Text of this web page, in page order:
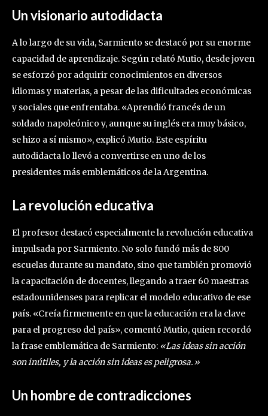
Un visionario autodidacta
A lo largo de su vida, Sarmiento se destacó por su enorme
capacidad de aprendizaje. Según relató Mutio, desde joven
se esforzó por adquirir conocimientos en diversos
idiomas y materias, a pesar de las dificultades económicas
y sociales que enfrentaba. «Aprendió francés de un
soldado napoleónico y, aunque su inglés era muy básico,
se hizo a sí mismo», explicó Mutio. Este espíritu
autodidacta lo llevó a convertirse en uno de los
presidentes más emblemáticos de la Argentina.
La revolución educativa
El profesor destacó especialmente la revolución educativa
impulsada por Sarmiento. No solo fundó más de 800
escuelas durante su mandato, sino que también promovió
la capacitación de docentes, llegando a traer 60 maestras
estadounidenses para replicar el modelo educativo de ese
país. «Creía firmemente en que la educación era la clave
para el progreso del país», comentó Mutio, quien recordó
la frase emblemática de Sarmiento: «Las ideas sin acción
son inútiles, y la acción sin ideas es peligrosa.»
Un hombre de contradicciones